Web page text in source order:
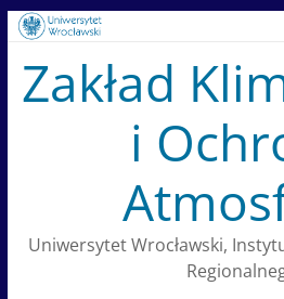
Skip
content
Zakład
i
Uniwersytet Wrocławski,